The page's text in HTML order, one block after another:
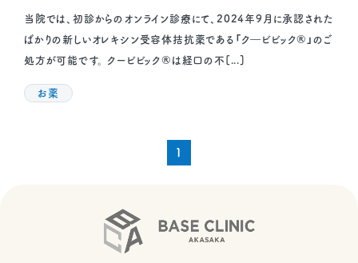
当院では、初診からのオンライン診療にて、2024年9月に承認された
ばかりの新しいオレキシン受容体拮抗薬である「ク―ビビック®」のご
処方が可能です。 クービビック®は経口の不[...]
お薬
1